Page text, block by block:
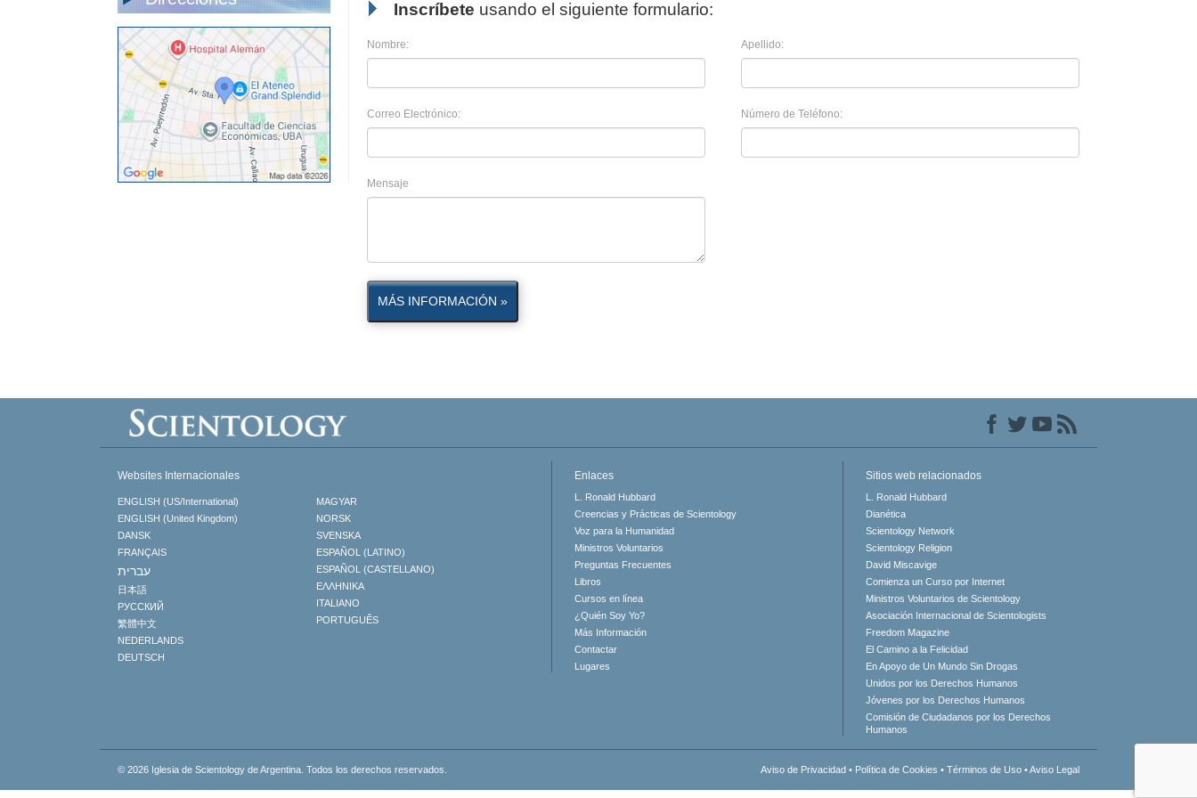
Inscríbete usando el siguiente formulario:
Nombre: Apellido:
Correo Electrónico: Número de Teléfono:
Mensaje
MÁS INFORMACIÓN »
Websites Internacionales
ENGLISH (US/International)
ENGLISH (United Kingdom)
DANSK
FRANÇAIS
עברית
日本語
РУССКИЙ
繁體中文
NEDERLANDS
DEUTSCH
MAGYAR
NORSK
SVENSKA
ESPAÑOL (LATINO)
ESPAÑOL (CASTELLANO)
ΕΛΛΗΝΙΚA
ITALIANO
PORTUGUÊS
Enlaces
L. Ronald Hubbard
Creencias y Prácticas de Scientology
Voz para la Humanidad
Ministros Voluntarios
Preguntas Frecuentes
Libros
Cursos en línea
¿Quién Soy Yo?
Más Información
Contactar
Lugares
Sitios web relacionados
L. Ronald Hubbard
Dianética
Scientology Network
Scientology Religion
David Miscavige
Comienza un Curso por Internet
Ministros Voluntarios de Scientology
Asociación Internacional de Scientologists
Freedom Magazine
El Camino a la Felicidad
En Apoyo de Un Mundo Sin Drogas
Unidos por los Derechos Humanos
Jóvenes por los Derechos Humanos
Comisión de Ciudadanos por los Derechos
Humanos
© 2026 Iglesia de Scientology de Argentina. Todos los derechos reservados. Aviso de Privacidad • Política de Cookies • Términos de Uso •Aviso Legal